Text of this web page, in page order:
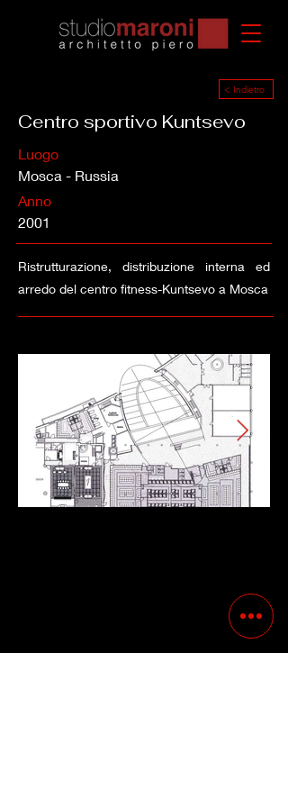
< Indietro
Centro sportivo Kuntsevo
Luogo
Mosca - Russia
Anno
2001
Ristrutturazione, distribuzione interna ed
arredo del centro fitness-Kuntsevo a Mosca